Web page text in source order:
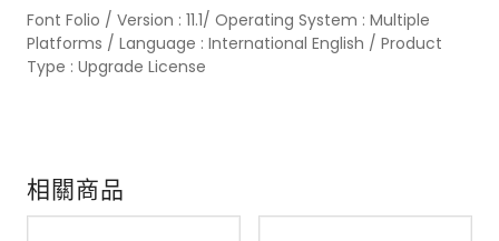
Font Folio / Version : 11.1/ Operating System : Multiple
Platforms / Language : International English / Product
Type : Upgrade License
相關商品